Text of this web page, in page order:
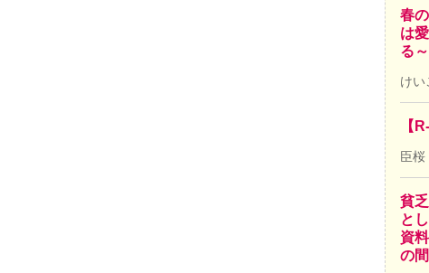
春
は
る～
けい
【
臣桜
貧
と
資
の